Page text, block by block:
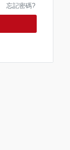
忘記密碼?